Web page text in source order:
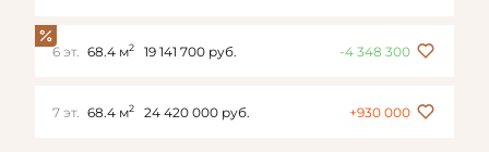
6 эт. 68.4 м2 19 141 700 руб. -4 348 300
7 эт. 68.4 м2 24 420 000 руб. +930 000